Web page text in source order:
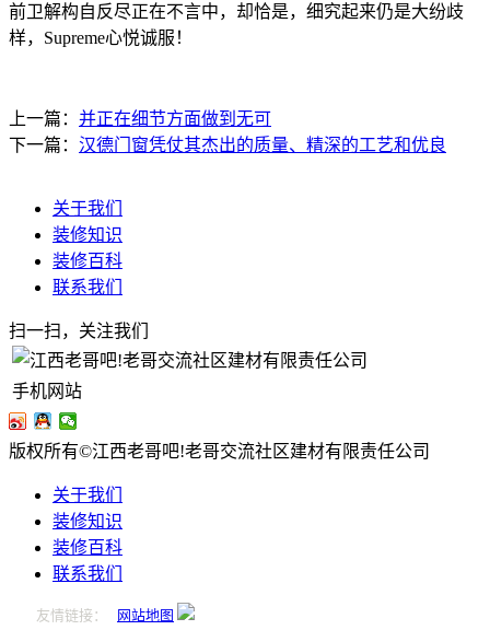
前卫解构自反尽正在不言中，却恰是，细究起来仍是大纷歧
样，Supreme心悦诚服！
上一篇： 并正在细节方面做到无可
下一篇： 汉德门窗凭仗其杰出的质量、精深的工艺和优良
关于我们
装修知识
装修百科
联系我们
扫一扫，关注我们
手机网站
版权所有©江西老哥吧!老哥交流社区建材有限责任公司
关于我们
装修知识
装修百科
联系我们
友情链接： 网站地图